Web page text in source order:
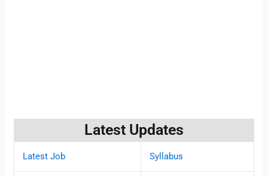
Latest Updates
Latest Job Syllabus